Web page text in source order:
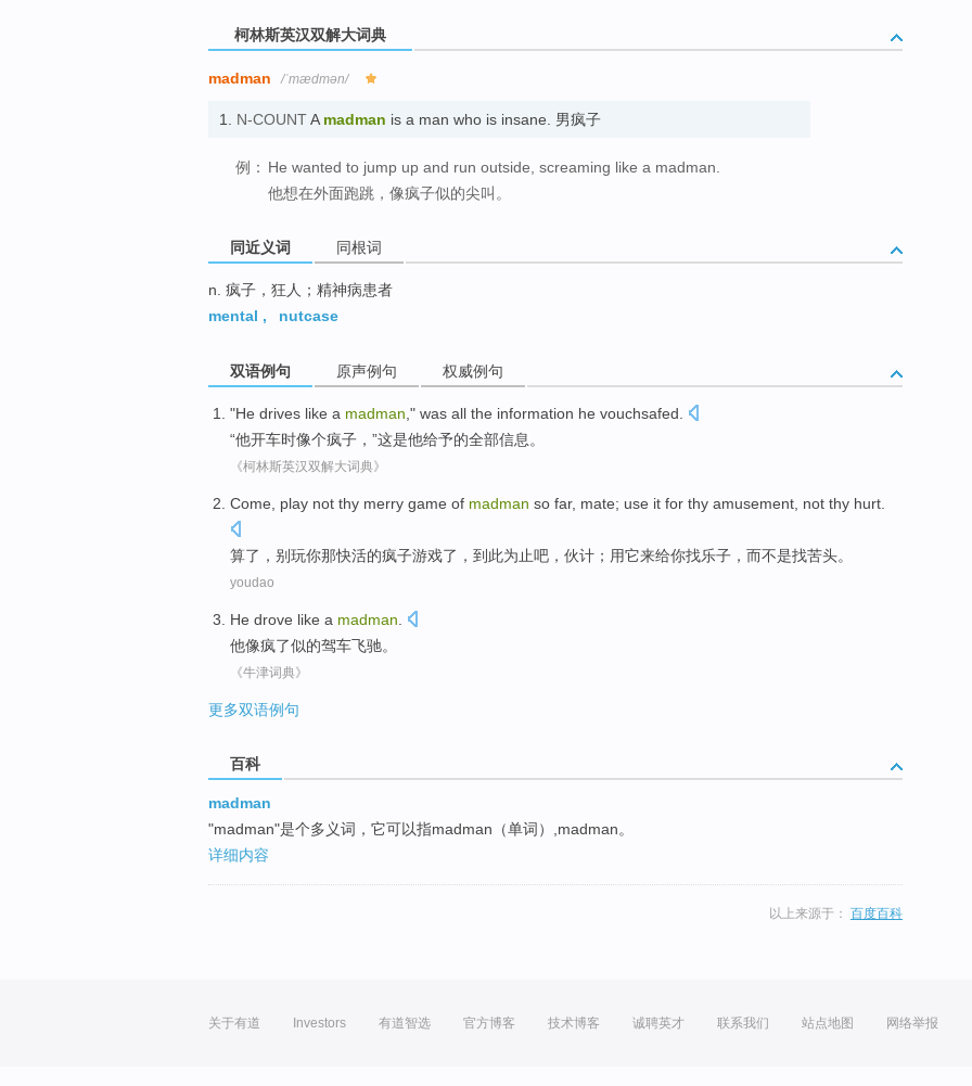
柯林斯英汉双解大词典
madman /ˈmædmən/
1. N-COUNTA madman is a man who is insane. 男疯子
例： He wanted to jump up and run outside, screaming like a madman.
他想在外面跑跳，像疯子似的尖叫。
同近义词 同根词
n. 疯子，狂人；精神病患者
mental , nutcase
双语例句 原声例句 权威例句
"He drives like a madman ," was all the information he vouchsafed
“他开车时像个疯子 ，”这是他给予的全部信息 。
《柯林斯英汉双解大词典》
Come play not thy merry game of madman so far, mate; use it for thy amusement not thy hurt.
算了 ，别玩你那快活的疯子游戏了，到此为止吧， 伙计 ； 用它来给你找乐子 ，而不是找苦头。
youdao
He drove like a madman
他像疯了似的驾车飞驰。
《牛津词典》
更多双语例句
百科
madman
"madman"是个多义词，它可以指madman（单词）,madman。
详细内容
以上来源于： 百度百科
关于有道 Investors 有道智选 官方博客 技术博客 诚聘英才 联系我们 站点地图 网络举报